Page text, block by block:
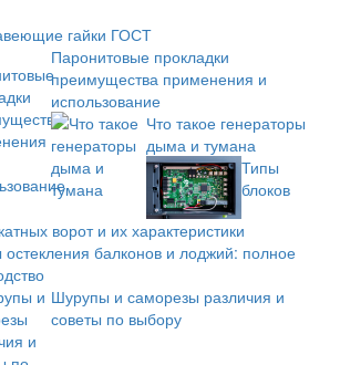
гайки ГОСТ
Паронитовые прокладки
преимущества применения и
использование
Что такое генераторы
дыма и тумана
Типы
блоков
ворот и их характеристики
остекления балконов и лоджий: полное
Шурупы и саморезы различия и
советы по выбору